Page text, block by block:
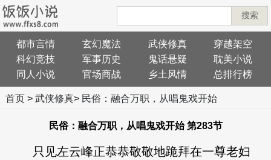
搜索
都市言情 玄幻魔法 武侠修真
穿越架空
科幻竞技
军事历史 鬼话悬疑
耽美小说
同人小说
官场商战 乡土风情 总排行榜
首页> 武侠修真> 民俗：融合万职，从唱鬼戏开始
民俗：融合万职，从唱鬼戏开始 第283节
只见左云峰正恭恭敬敬地跪拜在一尊老妇